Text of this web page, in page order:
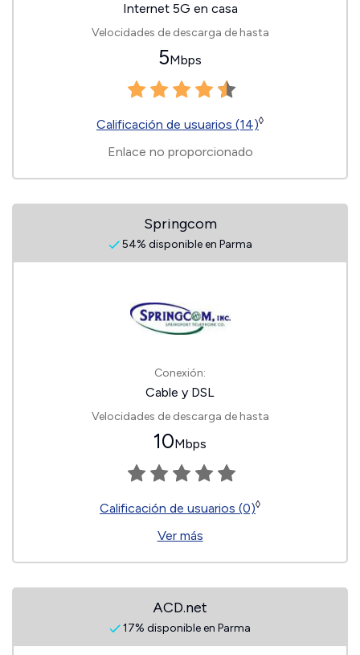
Internet 5G en casa
Velocidades de descarga de hasta
5Mbps
Calificación de usuarios (14)◊
Enlace no proporcionado
Springcom
54% disponible en Parma
Conexión:
Cable y DSL
Velocidades de descarga de hasta
10Mbps
Calificación de usuarios (0)◊
Ver más
ACD.net
17% disponible en Parma